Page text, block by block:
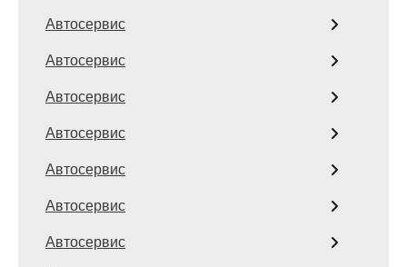
Автосервис
Автосервис
Автосервис
Автосервис
Автосервис
Автосервис
Автосервис